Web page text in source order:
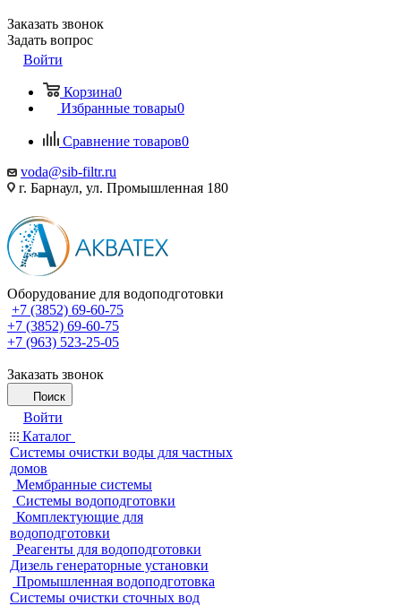
Заказать звонок
Задать вопрос
Войти
Корзина0
Избранные товары0
Сравнение товаров0
voda@sib-filtr.ru
г. Барнаул, ул. Промышленная 180
Оборудование для водоподготовки
+7 (3852) 69-60-75
+7 (3852) 69-60-75
+7 (963) 523-25-05
Заказать звонок
Поиск
Войти
Каталог
Системы очистки воды для частных
домов
Мембранные системы
Системы водоподготовки
Комплектующие для
водоподготовки
Реагенты для водоподготовки
Дизель генераторные установки
Промышленная водоподготовка
Системы очистки сточных вод